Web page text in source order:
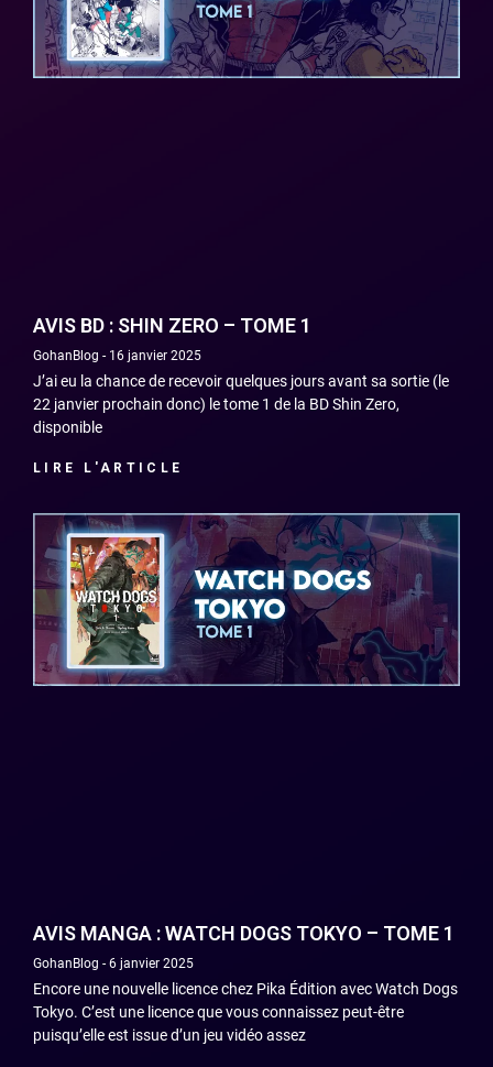
AVIS BD : SHIN ZERO – TOME 1
GohanBlog 16 janvier 2025
J’ai eu la chance de recevoir quelques jours avant sa sortie (le
22 janvier prochain donc) le tome 1 de la BD Shin Zero,
disponible
LIRE L'ARTICLE
AVIS MANGA : WATCH DOGS TOKYO – TOME 1
GohanBlog 6 janvier 2025
Encore une nouvelle licence chez Pika Édition avec Watch Dogs
Tokyo. C’est une licence que vous connaissez peut-être
puisqu’elle est issue d’un jeu vidéo assez